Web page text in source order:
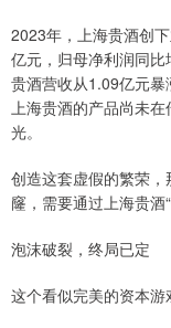
2023年，上海贵酒创
亿元，归母净利润同
贵酒营收从1.09亿元暴
上海贵酒的产品尚未
光。
创造这套虚假的繁荣
窿，需要通过上海贵酒“
泡沫破裂，终局已定
这个看似完美的资本游